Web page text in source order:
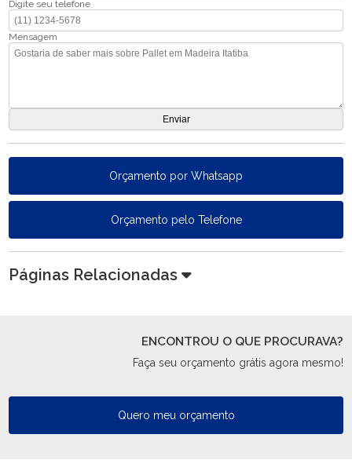
Digite seu telefone
Mensagem
Orçamento por Whatsapp
Orçamento pelo Telefone
Páginas Relacionadas
ENCONTROU O QUE PROCURAVA?
Faça seu orçamento grátis agora mesmo!
Quero meu orçamento